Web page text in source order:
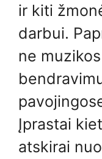
ir kiti
darbui.
ne
Įprastai
atskirai